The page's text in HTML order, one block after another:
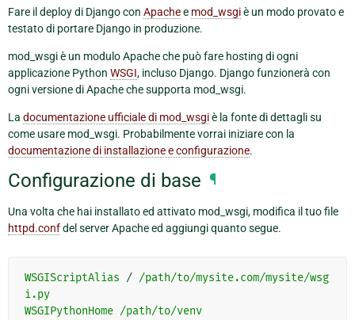
Fare il deploy di Django con Apachee mod_wsgiè un modo provato e
testato di portare Django in produzione.
mod_wsgi è un modulo Apache che può fare hosting di ogni
applicazione Python WSGI, incluso Django. Django funzionerà con
ogni versione di Apache che supporta mod_wsgi.
La documentazione ufficiale di mod_wsgiè la fonte di dettagli su
come usare mod_wsgi. Probabilmente vorrai iniziare con la
documentazione di installazione e configurazione.
Configurazione di base ¶
Una volta che hai installato ed attivato mod_wsgi, modifica il tuo file
httpd.confdel server Apache ed aggiungi quanto segue.
WSGIScriptAlias / /path/to/mysite.com/mysite/wsg
i.py
WSGIPythonHome /path/to/venv